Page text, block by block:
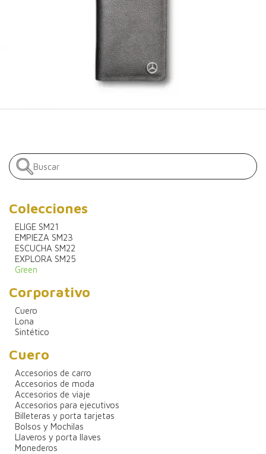
Colecciones
ELIGE SM21
EMPIEZA SM23
ESCUCHA SM22
EXPLORA SM25
Green
Corporativo
Cuero
Lona
Sintético
Cuero
Accesorios de carro
Accesorios de moda
Accesorios de viaje
Accesorios para ejecutivos
Billeteras y porta tarjetas
Bolsos y Mochilas
Llaveros y porta llaves
Monederos